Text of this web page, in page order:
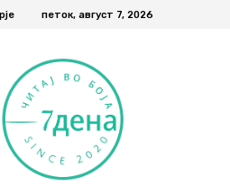
петок, август 7, 2026